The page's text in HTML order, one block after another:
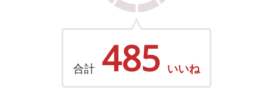
合計 485 いいね